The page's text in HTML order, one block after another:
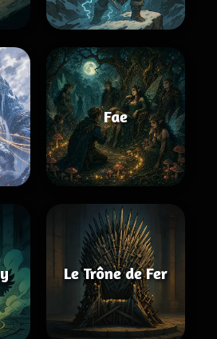
Fae
Le Trône de Fer